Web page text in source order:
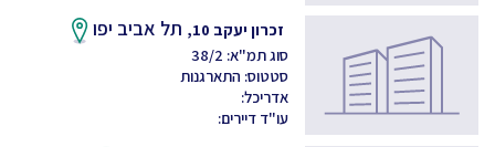
זכרון יעקב 10,
תל אביב יפו
סוג תמ"א: 38/2
סטטוס: התארגנות
אדריכל:
עו"ד דיירים: